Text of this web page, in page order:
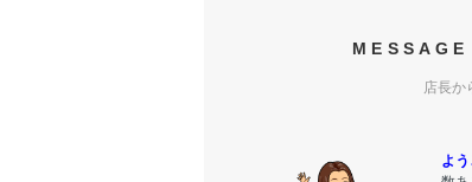
店長か
よ